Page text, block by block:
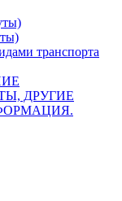
транспорта
ДРУГИЕ